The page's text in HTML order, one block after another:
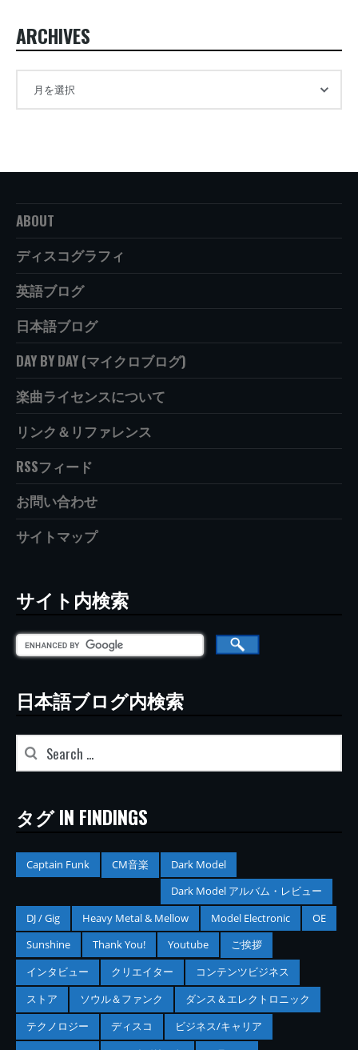
ARCHIVES
ABOUT
ディスコグラフィ
英語ブログ
日本語ブログ
DAY BY DAY (マイクロブログ)
楽曲ライセンスについて
リンク＆リファレンス
RSSフィード
お問い合わせ
サイトマップ
サイト内検索
日本語ブログ内検索
タグ IN FINDINGS
Captain Funk CM音楽
Dark Model
Dark Model アルバム・レビュー
DJ / Gig
Heavy Metal & Mellow Model Electronic
OE
Sunshine
Thank You! Youtube
ご挨拶
インタビュー
クリエイター
コンテンツビジネス
ストア
ソウル＆ファンク
ダンス＆エレクトロニック
テクノロジー
ディスコ
ビジネス/キャリア